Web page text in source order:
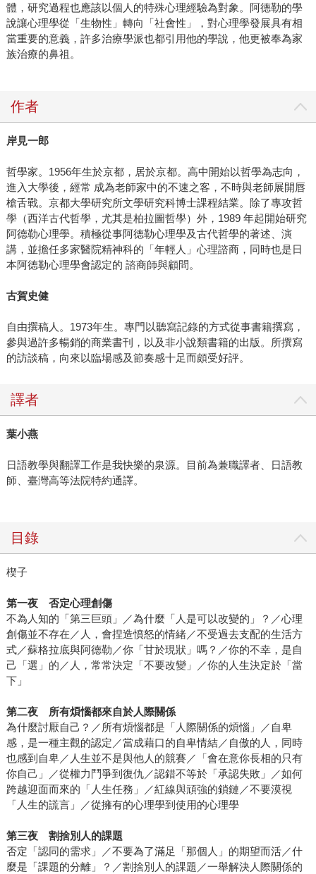
體，研究過程也應該以個人的特殊心理經驗為對象。阿德勒的學
說讓心理學從「生物性」轉向「社會性」，對心理學發展具有相
當重要的意義，許多治療學派也都引用他的學說，他更被奉為家
族治療的鼻祖。
作者
岸見一郎
哲學家。1956年生於京都，居於京都。高中開始以哲學為志向，
進入大學後，經常 成為老師家中的不速之客，不時與老師展開唇
槍舌戰。京都大學研究所文學研究科博士課程結業。除了專攻哲
學（西洋古代哲學，尤其是柏拉圖哲學）外，1989 年起開始研究
阿德勒心理學。積極從事阿德勒心理學及古代哲學的著述、演
講，並擔任多家醫院精神科的「年輕人」心理諮商，同時也是日
本阿德勒心理學會認定的 諮商師與顧問。
古賀史健
自由撰稿人。1973年生。專門以聽寫記錄的方式從事書籍撰寫，
參與過許多暢銷的商業書刊，以及非小說類書籍的出版。所撰寫
的訪談稿，向來以臨場感及節奏感十足而頗受好評。
譯者
葉小燕
日語教學與翻譯工作是我快樂的泉源。目前為兼職譯者、日語教
師、臺灣高等法院特約通譯。
目錄
楔子
第一夜 否定心理創傷
不為人知的「第三巨頭」／為什麼「人是可以改變的」？／心理
創傷並不存在／人，會捏造憤怒的情緒／不受過去支配的生活方
式／蘇格拉底與阿德勒／你「甘於現狀」嗎？／你的不幸，是自
己「選」的／人，常常決定「不要改變」／你的人生決定於「當
下」
第二夜 所有煩惱都來自於人際關係
為什麼討厭自己？／所有煩惱都是「人際關係的煩惱」／自卑
感，是一種主觀的認定／當成藉口的自卑情結／自傲的人，同時
也感到自卑／人生並不是與他人的競賽／「會在意你長相的只有
你自己」／從權力鬥爭到復仇／認錯不等於「承認失敗」／如何
跨越迎面而來的「人生任務」／紅線與頑強的鎖鏈／不要漠視
「人生的謊言」／從擁有的心理學到使用的心理學
第三夜 割捨別人的課題
否定「認同的需求」／不要為了滿足「那個人」的期望而活／什
麼是「課題的分離」？／割捨別人的課題／一舉解決人際關係的